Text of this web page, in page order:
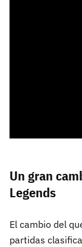
Un gran
Legends
El cambio del
partidas